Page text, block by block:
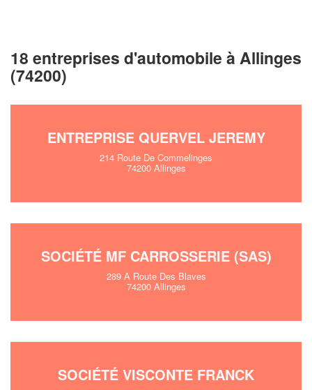
18 entreprises d'automobile à Allinges
(74200)
ENTREPRISE QUERVEL JEREMY
214 Route De Commelinges
74200 Allinges
SOCIÉTÉ MF CARROSSERIE (SAS)
289 A Route Des Blaves
74200 Allinges
SOCIÉTÉ VISCONTE FRANCK